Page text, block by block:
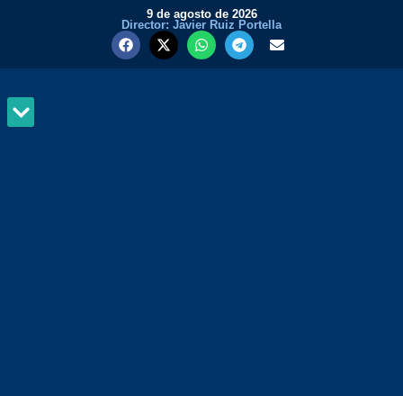
9 de agosto de 2026
Director: Javier Ruiz Portella